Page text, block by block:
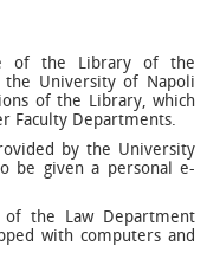
of the Library of the
University of Napoli
of the Library, which
Faculty Departments.
by the University
be given a personal e-
the Law Department
with computers and